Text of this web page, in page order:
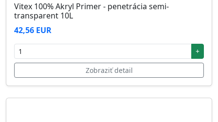
Vitex 100% Akryl Primer - penetrácia semi-
transparent 10L
42,56 EUR
+
Zobraziť detail